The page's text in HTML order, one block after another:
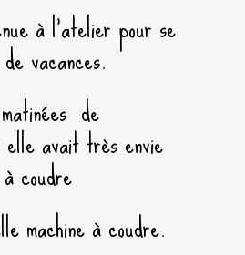
à l’atelier pour se
vacances.
de
avait très envie
coudre
machine à coudre.